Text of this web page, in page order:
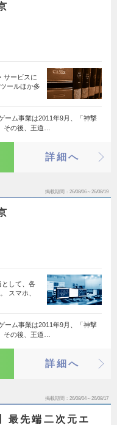
サービスに
ールほか多
ーム事業は2011年9月、「神撃
その後、王道…
詳細へ
掲載期間 26/08/06～26/08/19
として、各
スマホ、
ーム事業は2011年9月、「神撃
その後、王道…
詳細へ
掲載期間 26/08/04～26/08/17
最先端二次元エ